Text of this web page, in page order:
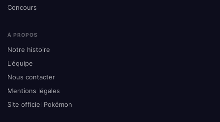
Concours
À PROPOS
Notre histoire
L'équipe
Nous contacter
Mentions légales
Site officiel Pokémon